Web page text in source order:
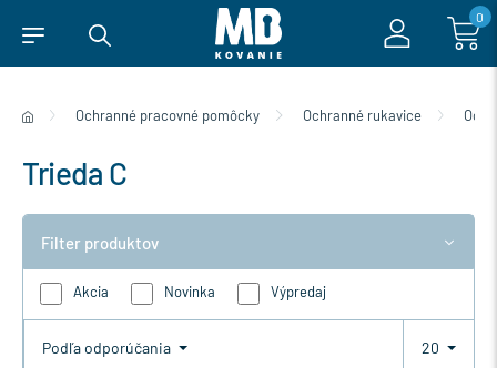
0
Ochranné pracovné pomôcky Ochranné rukavice
Trieda C
Filter produktov
Akcia Novinka Výpredaj
Podľa odporúčania 20